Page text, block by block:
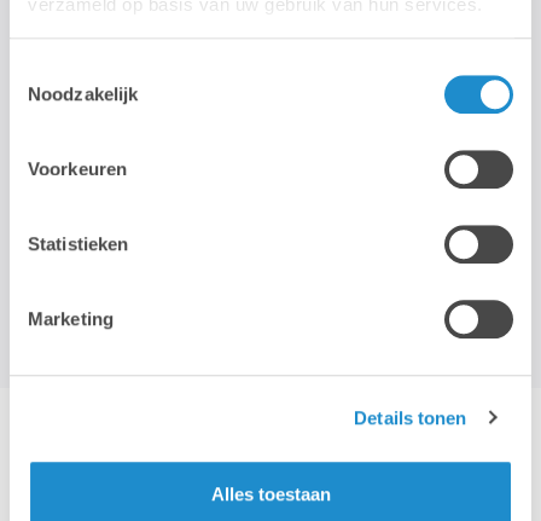
Noodzakelijk
Voorkeuren
Statistieken
Marketing
Details tonen
Alles toestaan